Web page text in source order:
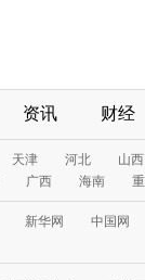
资讯 财经
天津 河北
山西
广西 海南
新华网
中国网